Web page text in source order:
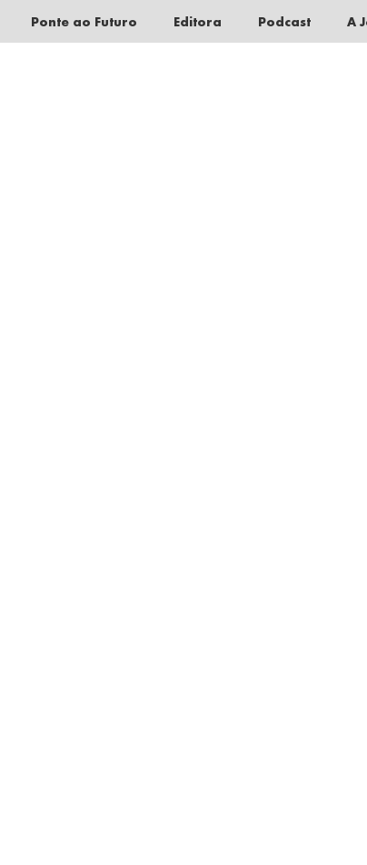
Ponte ao Futuro Editora Podcast A